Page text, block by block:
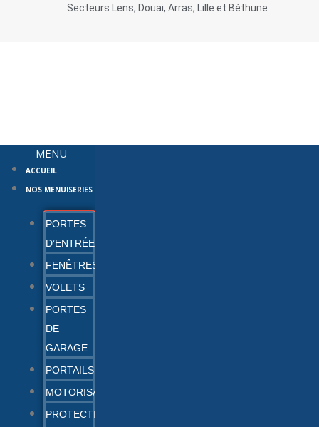
Secteurs Lens, Douai, Arras, Lille et Béthune
MENU
ACCUEIL
NOS MENUISERIES
PORTES
D’ENTRÉE
FENÊTRES
VOLETS
PORTES
DE
GARAGE
PORTAILS
MOTORISATION
PROTECTIONS